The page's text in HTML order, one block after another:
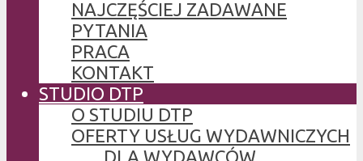
NAJCZĘŚCIEJ ZADAWANE
PYTANIA
PRACA
KONTAKT
STUDIO DTP
O STUDIU DTP
OFERTY USŁUG WYDAWNICZYCH
DLA WYDAWCÓW